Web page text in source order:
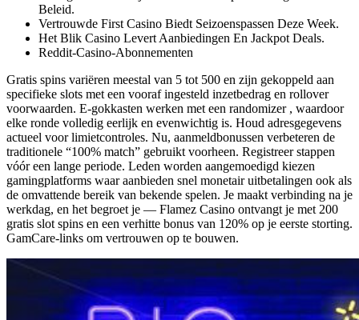
Beleid.
Vertrouwde First Casino Biedt Seizoenspassen Deze Week.
Het Blik Casino Levert Aanbiedingen En Jackpot Deals.
Reddit-Casino-Abonnementen
Gratis spins variëren meestal van 5 tot 500 en zijn gekoppeld aan
specifieke slots met een vooraf ingesteld inzetbedrag en rollover
voorwaarden. E-gokkasten werken met een randomizer , waardoor
elke ronde volledig eerlijk en evenwichtig is. Houd adresgegevens
actueel voor limietcontroles. Nu, aanmeldbonussen verbeteren de
traditionele “100% match” gebruikt voorheen. Registreer stappen
vóór een lange periode. Leden worden aangemoedigd kiezen
gamingplatforms waar aanbieden snel monetair uitbetalingen ook als
de omvattende bereik van bekende spelen. Je maakt verbinding na je
werkdag, en het begroet je — Flamez Casino ontvangt je met 200
gratis slot spins en een verhitte bonus van 120% op je eerste storting.
GamCare-links om vertrouwen op te bouwen.